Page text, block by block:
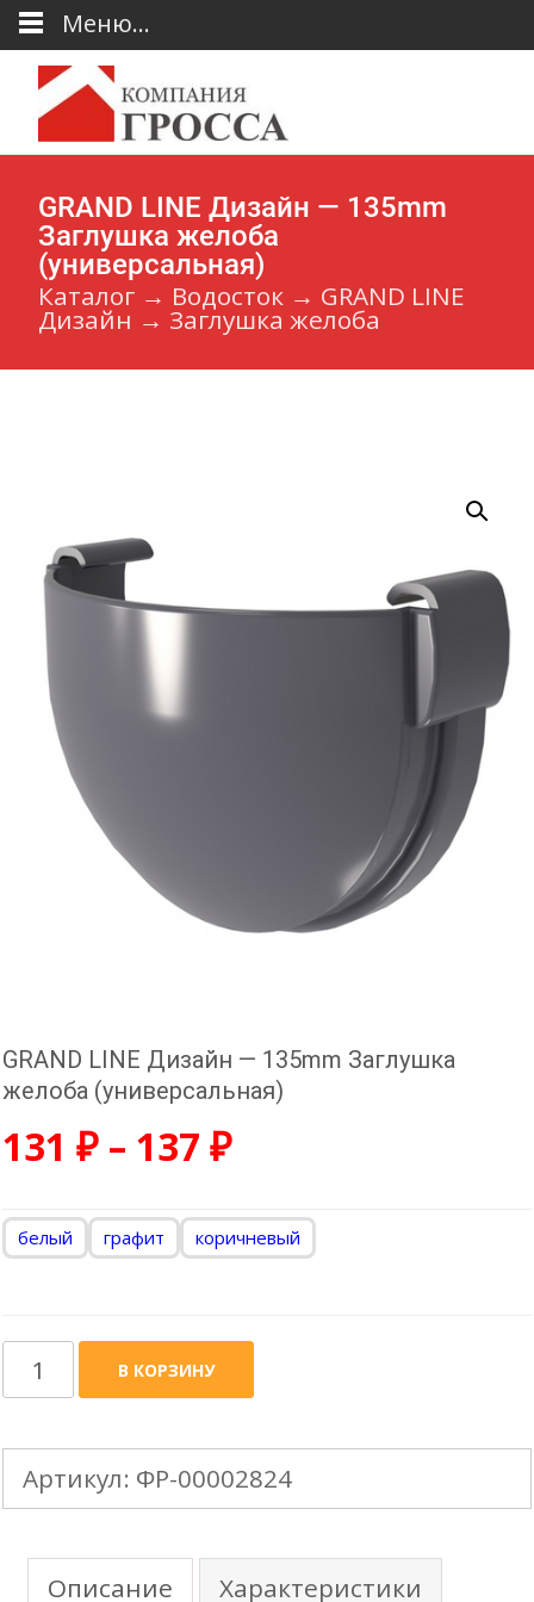
GRAND LINE Дизайн — 135mm
Заглушка желоба
(универсальная)
Каталог → Водосток → GRAND LINE
Дизайн → Заглушка желоба
GRAND LINE Дизайн — 135mm Заглушка
желоба (универсальная)
131 ₽ – 137 ₽
белый графит коричневый
Количество
товара
GRAND
LINE
В КОРЗИНУ
Артикул: ФР-00002824
Описание Характеристики
Меню...